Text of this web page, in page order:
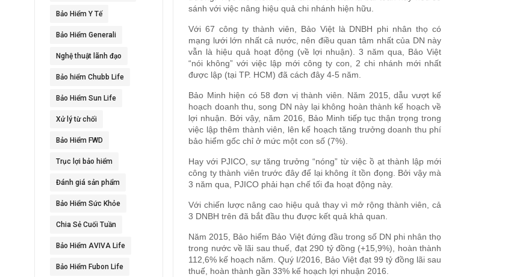
Bảo Hiểm Y Tế
Bảo Hiểm Generali
Nghệ thuật lãnh đạo
Bảo hiểm Chubb Life
Bảo Hiểm Sun Life
Xử lý từ chối
Bảo Hiểm FWD
Trục lợi bảo hiểm
Đánh giá sản phẩm
Bảo Hiểm Sức Khỏe
Chia Sẻ Cuối Tuần
Bảo Hiểm AVIVA Life
Bảo Hiểm Fubon Life
sánh với việc nâng hiệu quả chi nhánh hiện hữu.
Với 67 công ty thành viên, Bảo Việt là DNBH phi nhân thọ có
mạng lưới lớn nhất cả nước, nên điều quan tâm nhất của DN này
vẫn là hiệu quả hoạt động (về lợi nhuận). 3 năm qua, Bảo Việt
“nói không” với việc lập mới công ty con, 2 chi nhánh mới nhất
được lập (tại TP. HCM) đã cách đây 4-5 năm.
Bảo Minh hiện có 58 đơn vị thành viên. Năm 2015, dẫu vượt kế
hoạch doanh thu, song DN này lại không hoàn thành kế hoạch về
lợi nhuận. Bởi vậy, năm 2016, Bảo Minh tiếp tục thận trọng trong
việc lập thêm thành viên, lên kế hoạch tăng trưởng doanh thu phí
bảo hiểm gốc chỉ ở mức một con số (7%).
Hay với PJICO, sự tăng trưởng “nóng” từ việc ồ ạt thành lập mới
công ty thành viên trước đây để lại không ít tồn đọng. Bởi vậy mà
3 năm qua, PJICO phải hạn chế tối đa hoạt động này.
Với chiến lược nâng cao hiệu quả thay vì mở rộng thành viên, cả
3 DNBH trên đã bắt đầu thu được kết quả khả quan.
Năm 2015, Bảo hiểm Bảo Việt đứng đầu trong số DN phi nhân thọ
trong nước về lãi sau thuế, đạt 290 tỷ đồng (+15,9%), hoàn thành
112,6% kế hoạch năm. Quý I/2016, Bảo Việt đạt 99 tỷ đồng lãi sau
thuế, hoàn thành gần 33% kế hoạch lợi nhuận 2016.